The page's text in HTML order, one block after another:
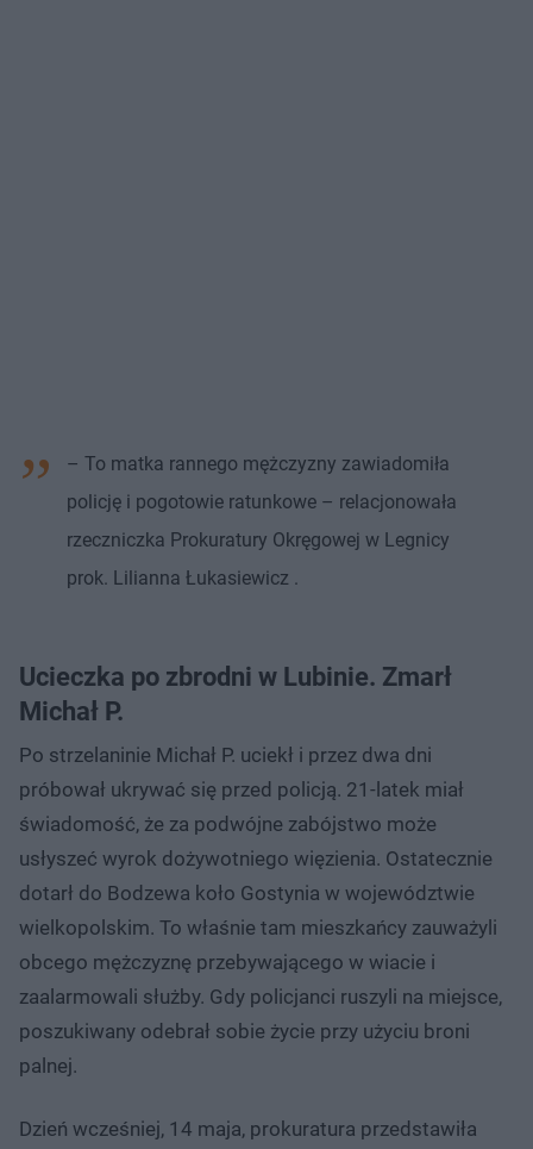
– To matka rannego mężczyzny zawiadomiła
policję i pogotowie ratunkowe – relacjonowała
rzeczniczka Prokuratury Okręgowej w Legnicy
prok. Lilianna Łukasiewicz .
Ucieczka po zbrodni w Lubinie. Zmarł
Michał P.
Po strzelaninie Michał P. uciekł i przez dwa dni
próbował ukrywać się przed policją. 21-latek miał
świadomość, że za podwójne zabójstwo może
usłyszeć wyrok dożywotniego więzienia. Ostatecznie
dotarł do Bodzewa koło Gostynia w województwie
wielkopolskim. To właśnie tam mieszkańcy zauważyli
obcego mężczyznę przebywającego w wiacie i
zaalarmowali służby. Gdy policjanci ruszyli na miejsce,
poszukiwany odebrał sobie życie przy użyciu broni
palnej.
Dzień wcześniej, 14 maja, prokuratura przedstawiła